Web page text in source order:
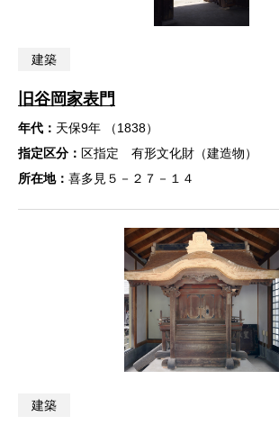
建築
旧谷岡家表門
年代： 天保9年 （1838）
指定区分： 区指定 有形文化財（建造物）
所在地： 喜多見５－２７－１４
建築